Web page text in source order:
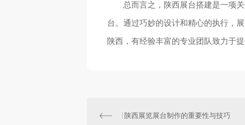
总而言之，陕西展台搭建是一项
台。通过巧妙的设计和精心的执行，
陕西，有经验丰富的专业团队致力于
陕西展览展台制作的重要性与技巧